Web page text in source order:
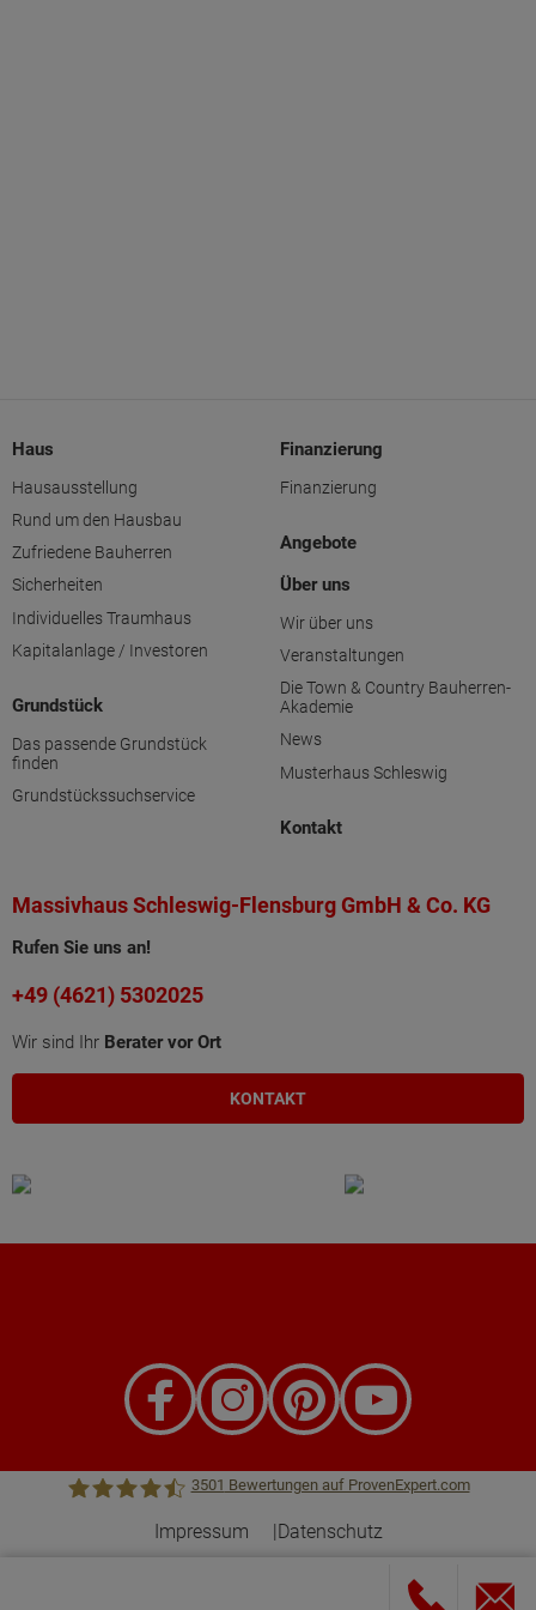
Haus
Hausausstellung
Rund um den Hausbau
Zufriedene Bauherren
Sicherheiten
Individuelles Traumhaus
Kapitalanlage / Investoren
Grundstück
Das passende Grundstück
finden
Grundstückssuchservice
Finanzierung
Finanzierung
Angebote
Über uns
Wir über uns
Veranstaltungen
Die Town & Country Bauherren-
Akademie
News
Musterhaus Schleswig
Kontakt
Massivhaus Schleswig-Flensburg GmbH & Co. KG
Rufen Sie uns an!
+49 (4621) 5302025
Wir sind Ihr Berater vor Ort
KONTAKT
3501 Bewertungen auf ProvenExpert.com
Impressum Datenschutz